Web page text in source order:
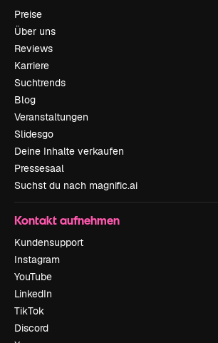
Preise
Über uns
Reviews
Karriere
Suchtrends
Blog
Veranstaltungen
Slidesgo
Deine Inhalte verkaufen
Pressesaal
Suchst du nach magnific.ai
Kontakt aufnehmen
Kundensupport
Instagram
YouTube
LinkedIn
TikTok
Discord